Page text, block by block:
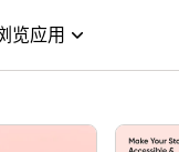
览应用